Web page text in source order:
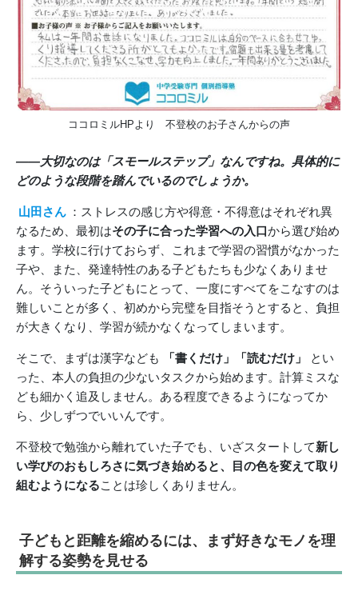
ココロミルHPより 不登校のお子さんからの声
――大切なのは「スモールステップ」なんですね。具体的に
どのような段階を踏んでいるのでしょうか。
山田さん ：ストレスの感じ方や得意・不得意はそれぞれ異
なるため、最初はその子に合った学習への入口から選び始め
ます。学校に行けておらず、これまで学習の習慣がなかった
子や、また、発達特性のある子どもたちも少なくありませ
ん。そういった子どもにとって、一度にすべてをこなすのは
難しいことが多く、初めから完璧を目指そうとすると、負担
が大きくなり、学習が続かなくなってしまいます。
そこで、まずは漢字なども 「書くだけ」「読むだけ」
とい
った、本人の負担の少ないタスクから始めます。計算ミスな
ども細かく追及しません。ある程度できるようになってか
ら、少しずつでいいんです。
不登校で勉強から離れていた子でも、いざスタートして新し
い学びのおもしろさに気づき始めると、目の色を変えて取り
組むようになることは珍しくありません。
子どもと距離を縮めるには、まず好きなモノを理
解する姿勢を見せる